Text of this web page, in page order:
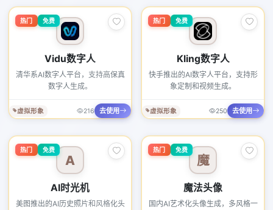
热门 免费
Vidu数字人
清华系AI数字人平台，支持高保真
数字人生成。
虚拟形象 216 去使用
热门 免费
Kling数字人
快手推出的AI数字人平台，支持形
象定制和视频生成。
虚拟形象 250 去使用
A
热门 免费
AI时光机
美图推出的AI历史照片和风格化头
魔
热门 免费
魔法头像
国内AI艺术化头像生成，多风格一